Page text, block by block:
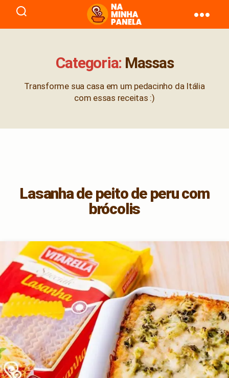
naminhapanela.com
Categoria: Massas
Transforme sua casa em um pedacinho da Itália
com essas receitas :)
Lasanha de peito de peru com
brócolis